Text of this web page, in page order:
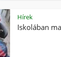
Hírek
Iskolában